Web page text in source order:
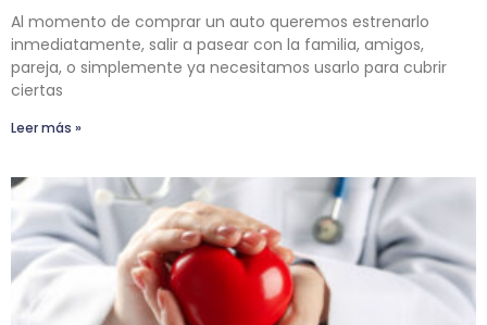
Al momento de comprar un auto queremos estrenarlo
inmediatamente, salir a pasear con la familia, amigos,
pareja, o simplemente ya necesitamos usarlo para cubrir
ciertas
Leer más »